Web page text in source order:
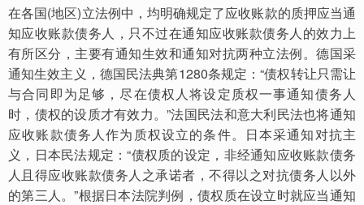
在各国(地区)立法例中，均明确规定了应收账款的质押应当通
知应收账款债务人，只不过在通知应收账款债务人的效力上
有所区分，主要有通知生效和通知对抗两种立法例。德国采
通知生效主义，德国民法典第1280条规定：“债权转让只需让
与合同即为足够，尽在债权人将设定质权一事通知债务人
时，债权的设质才有效力。”法国民法和意大利民法也将通知
应收账款债务人作为质权设立的条件。日本采通知对抗主
义，日本民法规定：“债权质的设定，非经通知应收账款债务
人且得应收账款债务人之承诺者，不得以之对抗债务人以外
的第三人。”根据日本法院判例，债权质在设立时就应当通知